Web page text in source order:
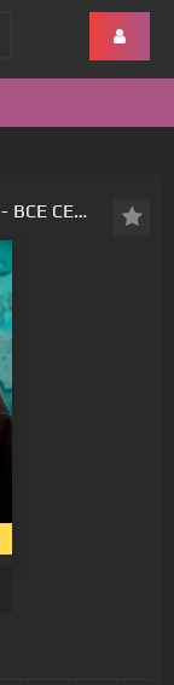
ТУРЕЦКИЙ СЕРИАЛ СОПРОТИВЛЕНИЕ - ВСЕ СЕРИИ